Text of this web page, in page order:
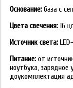
Основание: база с
Цвета свечения: 16
Источник света:
Питание: от
ноутбука,
доукомплектация